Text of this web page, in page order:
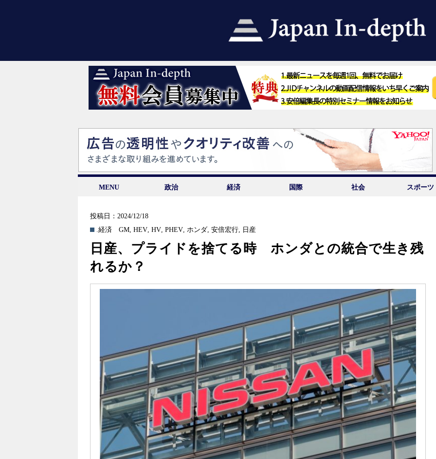
MENU 政治 経済 国際 社会 スポーツ
投稿日：2024/12/18
.経済
GM,HEV,HV,PHEV,ホンダ,安倍宏行, 日産
日産、プライドを捨てる時 ホンダとの統合で生き残
れるか？